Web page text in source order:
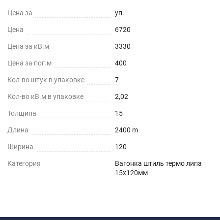
Цена за уп.
Цена 6720
Цена за кВ.м 3330
Цена за пог.м 400
Кол-во штук в упаковке 7
Кол-во кВ.м в упаковке 2,02
Толщина 15
Длина 2400 m
Ширина 120
Категория
Вагонка штиль термо липа
15х120мм